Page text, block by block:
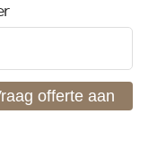
offerte aan